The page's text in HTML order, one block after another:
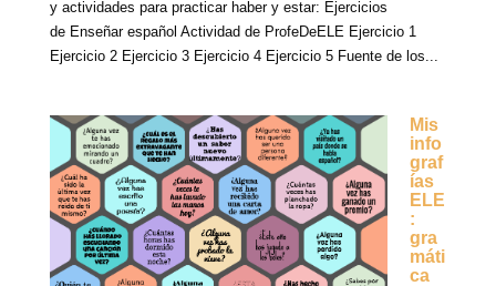
y actividades para practicar haber y estar: Ejercicios
de Enseñar español Actividad de ProfeDeELE Ejercicio 1
Ejercicio 2 Ejercicio 3 Ejercicio 4 Ejercicio 5 Fuente de los...
Mis
info
graf
ías
ELE
:
gra
máti
ca